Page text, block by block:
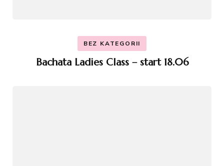
BEZ KATEGORII
Bachata Ladies Class – start 18.06